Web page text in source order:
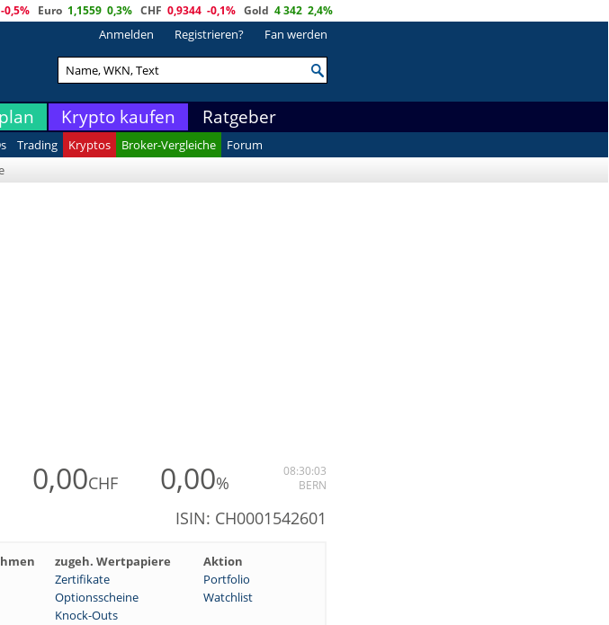
-0,5% Euro 1,1559 0,3% CHF 0,9344 -0,1% Gold 4 342 2,4%
Anmelden Registrieren? Fan werden
Krypto kaufen Ratgeber
Trading Kryptos Broker-Vergleiche
Forum
0,00CHF 0,00%
08:30:03
BERN
ISIN: CH0001542601
zugeh. Wertpapiere
Aktion
Zertifikate
Portfolio
Optionsscheine
Watchlist
Knock-Outs